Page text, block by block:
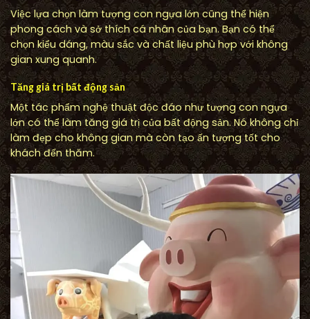
Việc lựa chọn làm tượng con ngựa lớn cũng thể hiện
phong cách và sở thích cá nhân của bạn. Bạn có thể
chọn kiểu dáng, màu sắc và chất liệu phù hợp với không
gian xung quanh.
Tăng giá trị bất động sản
Một tác phẩm nghệ thuật độc đáo như tượng con ngựa
lớn có thể làm tăng giá trị của bất động sản. Nó không chỉ
làm đẹp cho không gian mà còn tạo ấn tượng tốt cho
khách đến thăm.